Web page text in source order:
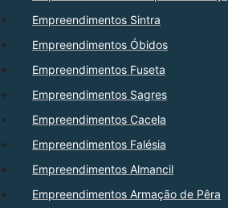
Empreendimentos Sintra
Empreendimentos Óbidos
Empreendimentos Fuseta
Empreendimentos Sagres
Empreendimentos Cacela
Empreendimentos Falésia
Empreendimentos Almancil
Empreendimentos Armação de Pêra